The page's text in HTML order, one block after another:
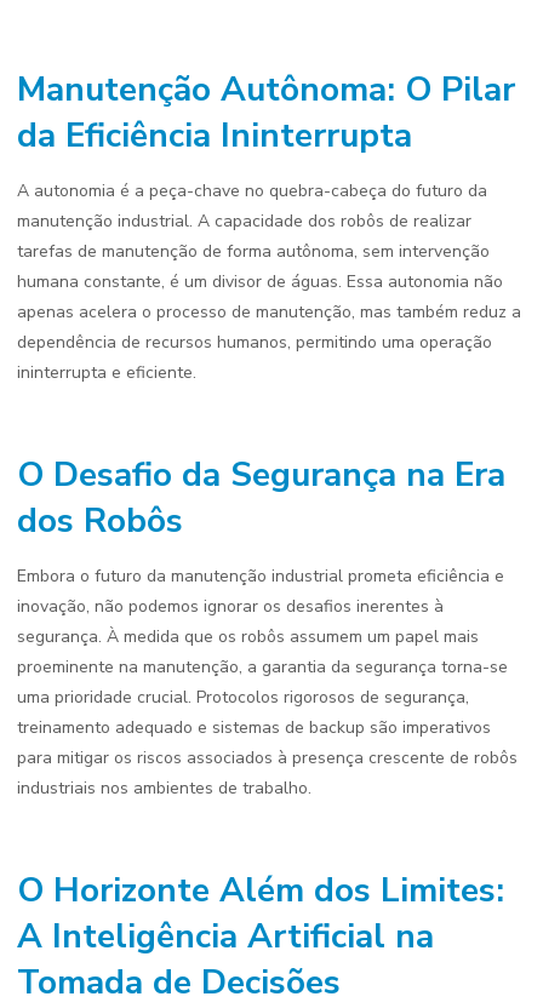
Manutenção Autônoma: O Pilar
da Eficiência Ininterrupta
A autonomia é a peça-chave no quebra-cabeça do futuro da
manutenção industrial. A capacidade dos robôs de realizar
tarefas de manutenção de forma autônoma, sem intervenção
humana constante, é um divisor de águas. Essa autonomia não
apenas acelera o processo de manutenção, mas também reduz a
dependência de recursos humanos, permitindo uma operação
ininterrupta e eficiente.
O Desafio da Segurança na Era
dos Robôs
Embora o futuro da manutenção industrial prometa eficiência e
inovação, não podemos ignorar os desafios inerentes à
segurança. À medida que os robôs assumem um papel mais
proeminente na manutenção, a garantia da segurança torna-se
uma prioridade crucial. Protocolos rigorosos de segurança,
treinamento adequado e sistemas de backup são imperativos
para mitigar os riscos associados à presença crescente de robôs
industriais nos ambientes de trabalho.
O Horizonte Além dos Limites:
A Inteligência Artificial na
Tomada de Decisões